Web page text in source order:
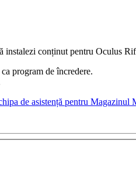
instalezi conținut pentru Oculus
program de încredere.
de asistență pentru Magazinul